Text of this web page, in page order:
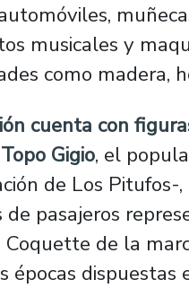
musicales y
como madera,
cuenta con
Topo Gigio, el
de Los Pitufos-,
de pasajeros
de la
épocas dispuestas